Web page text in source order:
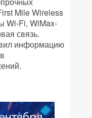
Mile Wireless
Wi-Fi, WiMax-
связь.
информацию